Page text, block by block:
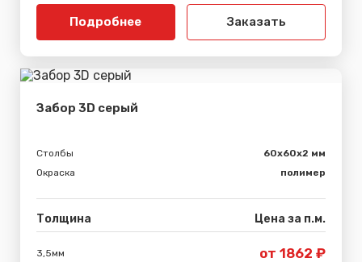
Подробнее Заказать
Забор 3D серый
Столбы
60х60х2 мм
Окраска
полимер
Толщина Цена за п.м.
3,5мм от 1862 ₽